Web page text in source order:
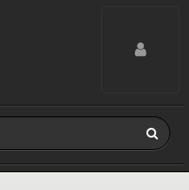
Toggle